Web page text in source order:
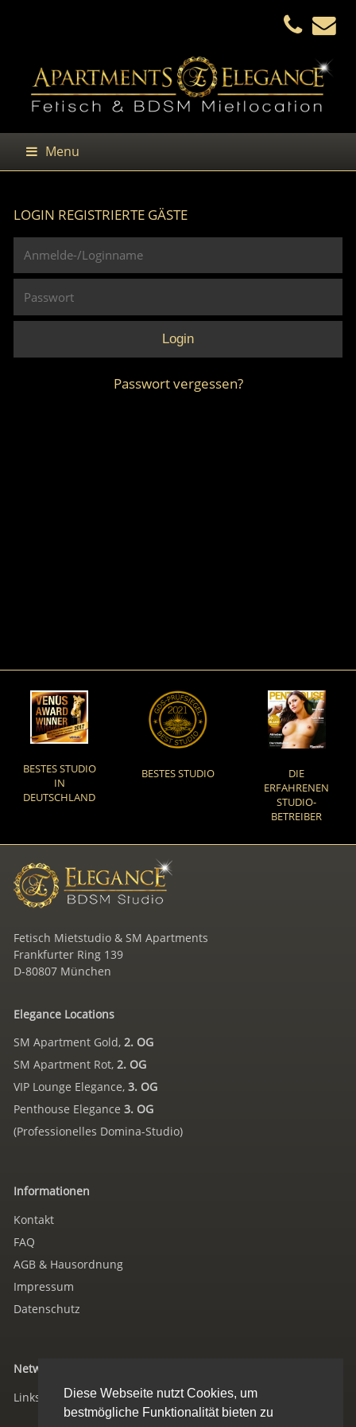
Diese Webseite nutzt Cookies, um
bestmögliche Funktionalität bieten zu
Menu
LOGIN REGISTRIERTE GÄSTE
Passwort vergessen?
BESTES STUDIO
IN
DEUTSCHLAND
BESTES STUDIO
DIE
ERFAHRENEN
STUDIO-
BETREIBER
Fetisch Mietstudio & SM Apartments
Frankfurter Ring 139
D-80807 München
Elegance Locations
SM Apartment Gold, 2. OG
SM Apartment Rot, 2. OG
VIP Lounge Elegance, 3. OG
Penthouse Elegance 3. OG
(Professionelles Domina-Studio)
Informationen
Kontakt
FAQ
AGB & Hausordnung
Impressum
Datenschutz
Networking
Links/Verweise